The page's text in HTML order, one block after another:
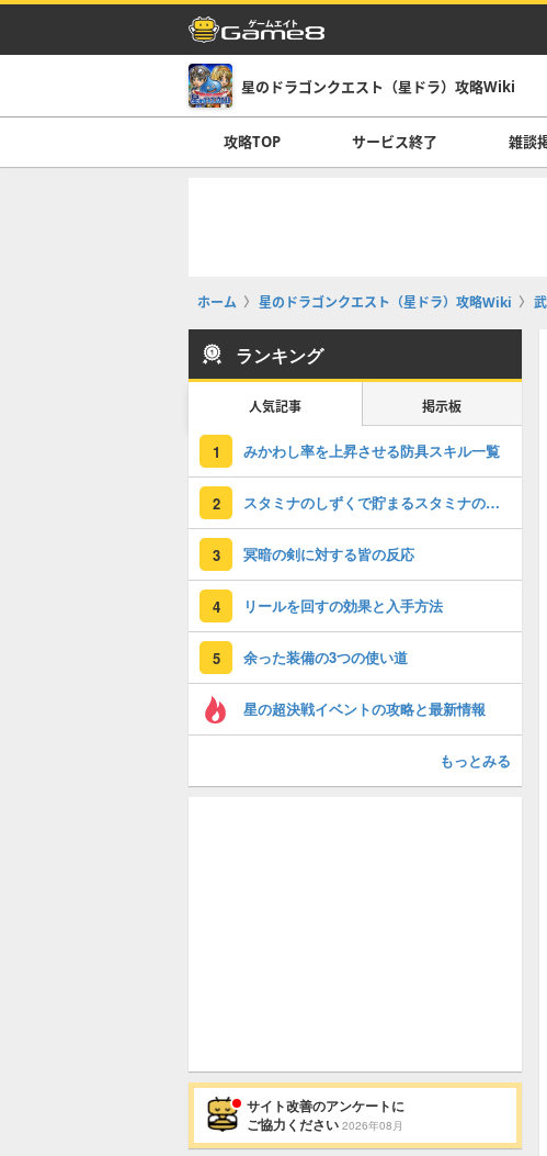
星のドラゴンクエスト（星ドラ）攻略Wiki
攻略TOP サービス終了 雑談
ホーム 星のドラゴンクエスト（星ドラ）攻略Wiki
ランキング
人気記事 掲示板
1 みかわし率を上昇させる防具スキル一覧
2 スタミナのしずくで貯まるスタミナの上限って？
3 冥暗の剣に対する皆の反応
4 リールを回すの効果と入手方法
5 余った装備の3つの使い道
星の超決戦イベントの攻略と最新情報
もっとみる
サイト改善のアンケートに
ご協力ください 2026年08月